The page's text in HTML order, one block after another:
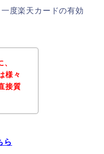
度楽天カードの有効
様々
接質
ら